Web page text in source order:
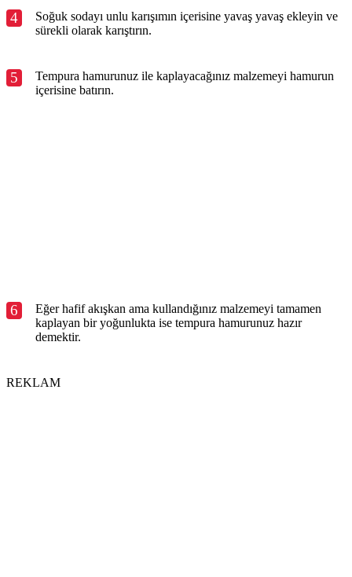
4
Soğuk sodayı unlu karışımın içerisine yavaş yavaş ekleyin ve
sürekli olarak karıştırın.
5
Tempura hamurunuz ile kaplayacağınız malzemeyi hamurun
içerisine batırın.
6
Eğer hafif akışkan ama kullandığınız malzemeyi tamamen
kaplayan bir yoğunlukta ise tempura hamurunuz hazır
demektir.
REKLAM